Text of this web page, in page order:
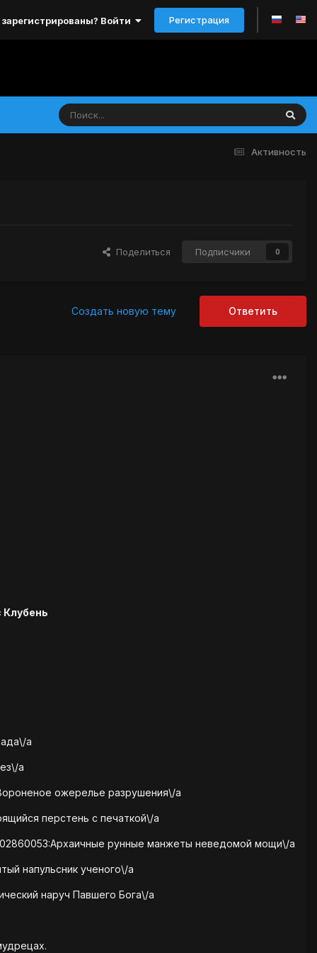
Войти Регистрация
Активность
Поделиться Подписчики 0
Ответить
Создать новую тему
Клубень
a
a
ожерелье разрушения\/a
перстень с печаткой\/a
рунные манжеты неведомой мощи\/a
напульсник ученого\/a
наруч Павшего Бога\/a